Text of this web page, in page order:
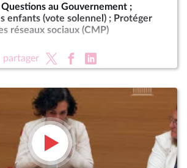
au Gouvernement ;
enfants (vote solennel) ; Protéger
réseaux sociaux (CMP)
partager